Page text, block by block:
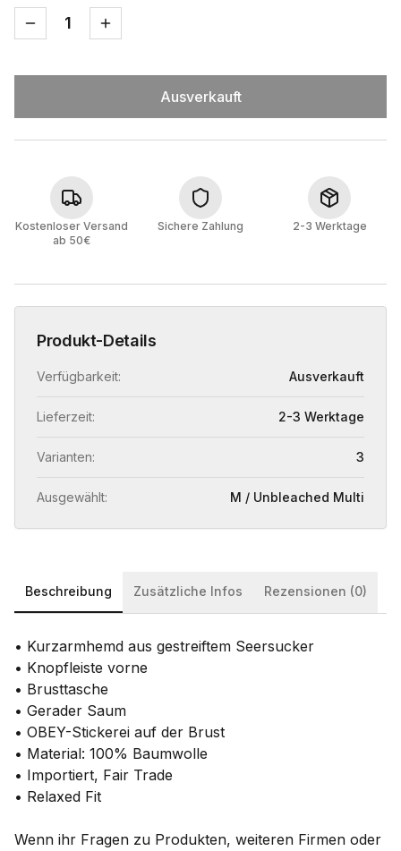
1
Ausverkauft
Kostenloser Versand
ab 50€
Sichere Zahlung 2-3 Werktage
Produkt-Details
Verfügbarkeit: Ausverkauft
Lieferzeit: 2-3 Werktage
Varianten: 3
Ausgewählt: M / Unbleached Multi
Beschreibung Zusätzliche Infos Rezensionen (0)
• Kurzarmhemd aus gestreiftem Seersucker
• Knopfleiste vorne
• Brusttasche
• Gerader Saum
• OBEY-Stickerei auf der Brust
• Material: 100% Baumwolle
• Importiert, Fair Trade
• Relaxed Fit
Wenn ihr Fragen zu Produkten, weiteren Firmen oder